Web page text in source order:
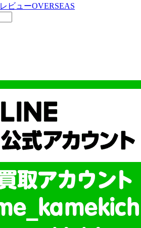
レビューOVERSEAS